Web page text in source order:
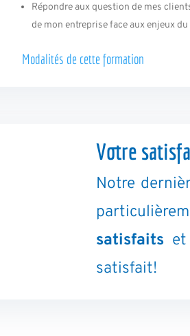
Répondre aux question de mes
de mon entreprise face aux enjeux
Modalités de cette formation
Votre
Notre
satisfaits et
satisfait!